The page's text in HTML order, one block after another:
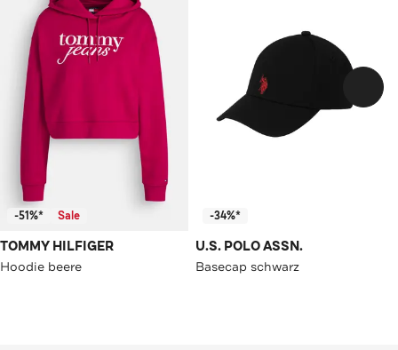
-51%* Sale
TOMMY HILFIGER
Hoodie beere
-34%*
U.S. POLO ASSN.
Basecap schwarz